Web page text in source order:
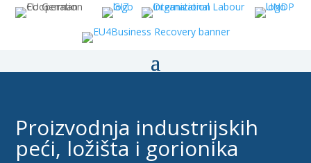
Proizvodnja industrijskih
peći, ložišta i gorionika​